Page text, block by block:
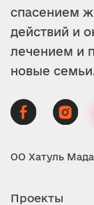
спасением
действий и
лечением и
новые
ОО Хатуль
Проекты